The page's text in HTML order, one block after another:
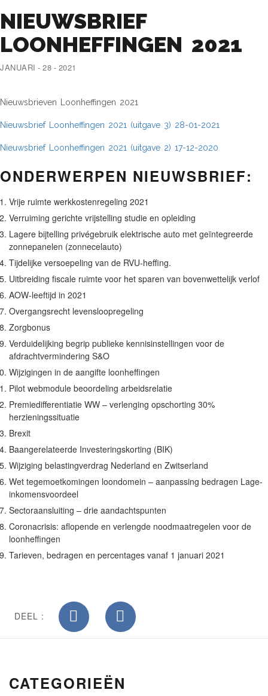
NIEUWSBRIEF
LOONHEFFINGEN 2021
JANUARI - 28 - 2021
Nieuwsbrieven Loonheffingen 2021
Nieuwsbrief Loonheffingen 2021 (uitgave 3) 28-01-2021
Nieuwsbrief Loonheffingen 2021 (uitgave 2) 17-12-2020
ONDERWERPEN NIEUWSBRIEF:
Vrije ruimte werkkostenregeling 2021
Verruiming gerichte vrijstelling studie en opleiding
Lagere bijtelling privégebruik elektrische auto met geïntegreerde
zonnepanelen (zonnecelauto)
Tijdelijke versoepeling van de RVU-heffing.
Uitbreiding fiscale ruimte voor het sparen van bovenwettelijk verlof
AOW-leeftijd in 2021
Overgangsrecht levensloopregeling
Zorgbonus
Verduidelijking begrip publieke kennisinstellingen voor de
afdrachtvermindering S&O
Wijzigingen in de aangifte loonheffingen
Pilot webmodule beoordeling arbeidsrelatie
Premiedifferentiatie WW – verlenging opschorting 30%
herzieningssituatie
Brexit
Baangerelateerde Investeringskorting (BIK)
Wijziging belastingverdrag Nederland en Zwitserland
Wet tegemoetkomingen loondomein – aanpassing bedragen Lage-
inkomensvoordeel
Sectoraansluiting – drie aandachtspunten
Coronacrisis: aflopende en verlengde noodmaatregelen voor de
loonheffingen
Tarieven, bedragen en percentages vanaf 1 januari 2021
DEEL :
CATEGORIEËN